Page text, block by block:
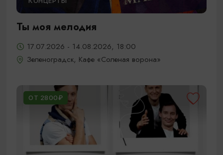
Ты моя мелодия
17.07.2026 - 14.08.2026, 18:00
Зеленоградск, Кафе «Соленая ворона»
ОТ 2800₽